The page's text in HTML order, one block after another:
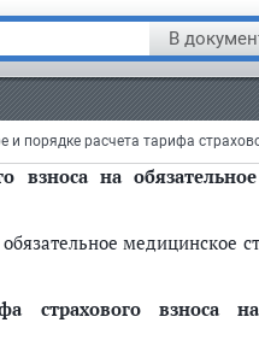
В
населения
законараспространяетсяна
субъектов РФ, города
фондов
взноса на
медицинское
страхового взноса на